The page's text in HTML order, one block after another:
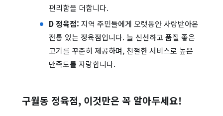
편리함을 더합니다.
D 정육점: 지역 주민들에게 오랫동안 사랑받아온
전통 있는 정육점입니다. 늘 신선하고 품질 좋은
고기를 꾸준히 제공하며, 친절한 서비스로 높은
만족도를 자랑합니다.
구월동 정육점, 이것만은 꼭 알아두세요!